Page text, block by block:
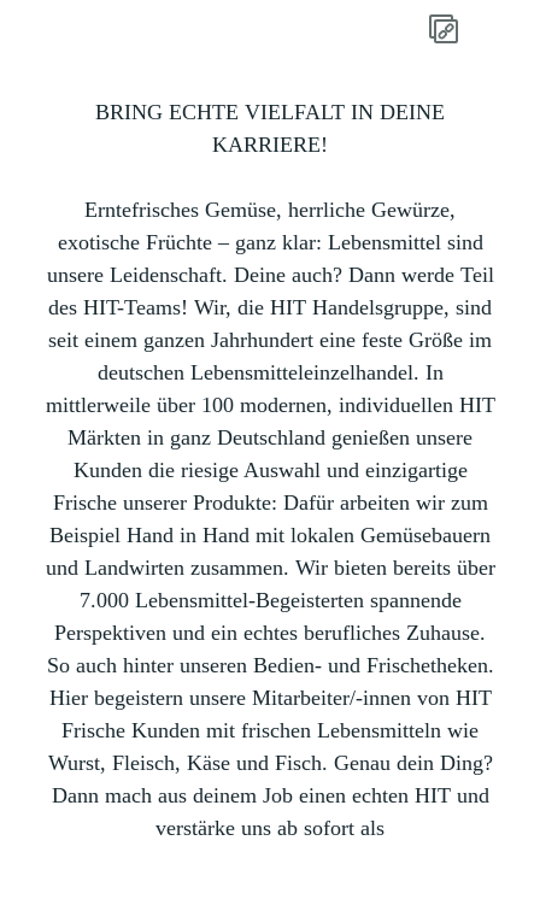
BRING ECHTE VIELFALT IN DEINE
KARRIERE!
Erntefrisches Gemüse, herrliche Gewürze,
exotische Früchte – ganz klar: Lebensmittel sind
unsere Leidenschaft. Deine auch? Dann werde Teil
des HIT-Teams! Wir, die HIT Handelsgruppe, sind
seit einem ganzen Jahrhundert eine feste Größe im
deutschen Lebensmitteleinzelhandel. In
mittlerweile über 100 modernen, individuellen HIT
Märkten in ganz Deutschland genießen unsere
Kunden die riesige Auswahl und einzigartige
Frische unserer Produkte: Dafür arbeiten wir zum
Beispiel Hand in Hand mit lokalen Gemüsebauern
und Landwirten zusammen. Wir bieten bereits über
7.000 Lebensmittel-Begeisterten spannende
Perspektiven und ein echtes berufliches Zuhause.
So auch hinter unseren Bedien- und Frischetheken.
Hier begeistern unsere Mitarbeiter/-innen von HIT
Frische Kunden mit frischen Lebensmitteln wie
Wurst, Fleisch, Käse und Fisch. Genau dein Ding?
Dann mach aus deinem Job einen echten HIT und
verstärke uns ab sofort als